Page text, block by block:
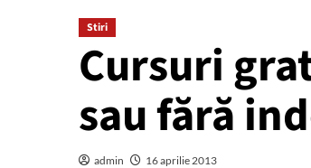
Stiri
Cursuri
sau fără
admin 16 aprilie 2013